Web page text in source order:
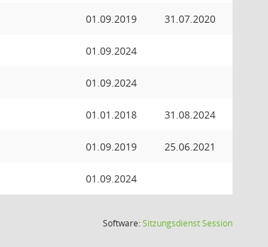
01.09.2019 31.07.2020
01.09.2024
01.09.2024
01.01.2018 31.08.2024
01.09.2019 25.06.2021
01.09.2024
Software:SitzungsdienstSession(Wird in